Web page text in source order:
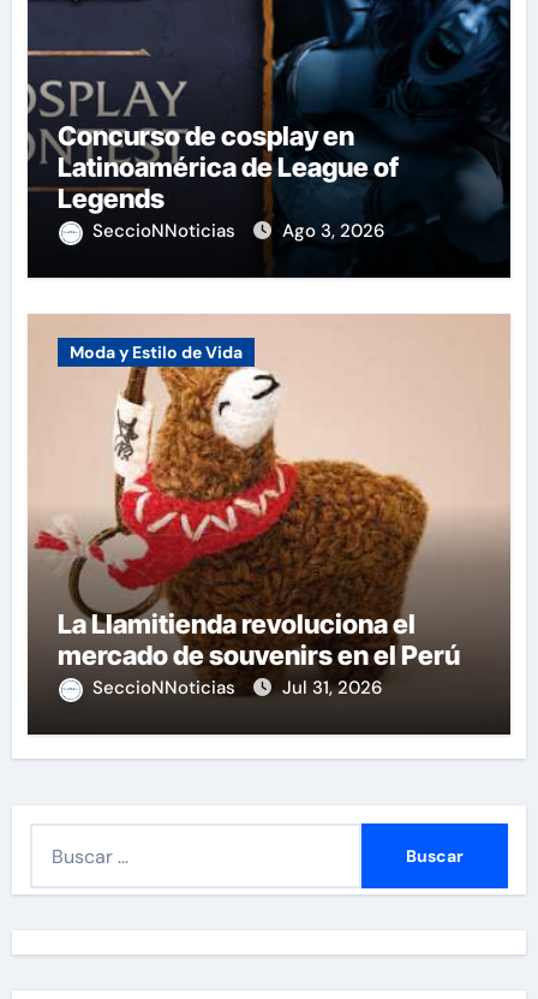
Concurso de cosplay en
Latinoamérica de League of
Legends
SeccioNNoticias Ago 3, 2026
Moda y Estilo de Vida
La Llamitienda revoluciona el
mercado de souvenirs en el Perú
SeccioNNoticias Jul 31, 2026